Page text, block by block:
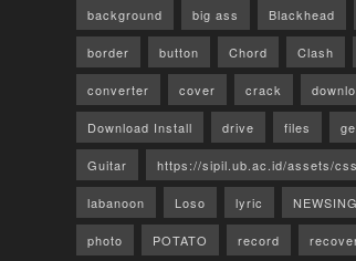
background big ass Blackhead
border button Chord Clash
converter cover crack
Download Install drive files
Guitar https://sipil.ub.ac.id/assets/
labanoon Loso lyric
photo POTATO record